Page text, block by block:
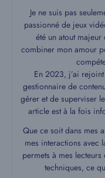
Je ne suis pas
passionné de jeux
été un atout
combiner mon amour
En 2023, j’ai
gestionnaire de
gérer et de superviser
article est à la fois
Que ce soit dans mes
mes interactions avec
permets à mes
techniques, ce